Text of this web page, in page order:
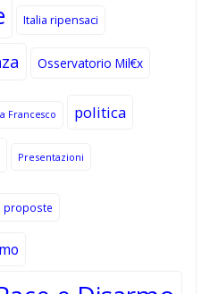
Italia ripensaci
Osservatorio Mil€x
Francesco politica
Presentazioni
proposte